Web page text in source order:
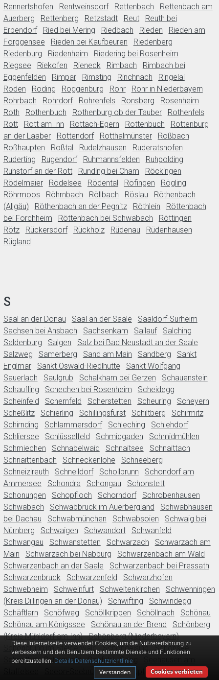
Rennertshofen
Rentweinsdorf Rettenbach
Rettenbach am
Auerberg
Rettenberg Retzstadt Reut
Reuth bei
Erbendorf
Ried bei Mering Riedbach Rieden
Rieden am
Forggensee
Rieden bei Kaufbeuren
Riedenberg
Riedenburg
Riedenheim
Riedering bei Rosenheim
Riegsee
Riekofen Rieneck Rimbach
Rimbach bei
Eggenfelden
Rimpar Rimsting Rinchnach
Ringelai
Roden
Roding Roggenburg Rohr
Rohr in Niederbayern
Rohrbach
Rohrdorf Rohrenfels Ronsberg
Rosenheim
Roth
Rothenbuch Rothenburg ob der Tauber
Rothenfels
Rott
Rott am Inn Rottach-Egern Rottenbuch
Rottenburg
an der Laaber
Rottendorf Rotthalmünster
Roßbach
Roßhaupten
Roßtal Rudelzhausen
Ruderatshofen
Ruderting
Rugendorf Ruhmannsfelden
Ruhpolding
Ruhstorf an der Rott
Runding bei Cham
Röckingen
Rödelmaier
Rödelsee Rödental Röfingen
Rögling
Röhrmoos
Röhrnbach Röllbach Röslau
Röthenbach
(Allgäu)
Röthenbach an der Pegnitz Röthlein
Röttenbach
bei Forchheim
Röttenbach bei Schwabach
Röttingen
Rötz
Rückersdorf Rückholz Rüdenau
Rüdenhausen
Rügland
S
Saal an der Donau Saal an der Saale
Saaldorf-Surheim
Sachsen bei Ansbach
Sachsenkam Sailauf
Salching
Saldenburg
Salgen
Salz bei Bad Neustadt an der Saale
Salzweg
Samerberg Sand am Main Sandberg
Sankt
Englmar
Sankt Oswald-Riedlhütte
Sankt Wolfgang
Sauerlach
Saulgrub Schalkham bei Gerzen
Schauenstein
Schaufling
Schechen bei Rosenheim
Scheidegg
Scheinfeld
Schernfeld Scherstetten Scheuring
Scheyern
Scheßlitz
Schierling Schillingsfürst Schiltberg
Schirmitz
Schirnding
Schlammersdorf Schleching
Schlehdorf
Schliersee
Schlüsselfeld Schmidgaden
Schmidmühlen
Schmiechen
Schnabelwaid Schnaitsee
Schnaittach
Schnaittenbach
Schneckenlohe
Schneeberg
Schneizlreuth
Schnelldorf Schollbrunn
Schondorf am
Ammersee
Schondra Schongau
Schonstett
Schonungen
Schopfloch Schorndorf
Schrobenhausen
Schwabach
Schwabbruck im Auerbergland
Schwabhausen
bei Dachau
Schwabmünchen Schwabsoien
Schwaig bei
Nürnberg
Schwaigen Schwandorf
Schwanfeld
Schwangau
Schwanstetten Schwarzach
Schwarzach am
Main
Schwarzach bei Nabburg
Schwarzenbach am Wald
Schwarzenbach an der Saale
Schwarzenbach bei Pressath
Schwarzenbruck
Schwarzenfeld
Schwarzhofen
Schwebheim
Schweinfurt Schweitenkirchen
Schwenningen
(Kreis Dillingen an der Donau)
Schwifting
Schwindegg
Schäftlarn
Schöfweg Schöllkrippen Schöllnach
Schönau
Schönau am Königssee
Schönau an der Brend
Schönberg
(Kreis Mühldorf am Inn)
Schönberg (Niederbayern)
Schönbrunn im Steigerwald
Schöngeising
Schönsee
Schönthal
Schönwald Seefeld Seeg
Seeon-Seebruck Seeshaupt
Segnitz
Diese Internetseite verwendet Cookies, um die Nutzererfahrung zu
verbessern und den Benutzern bestimmte Dienste und Funktionen
bereitzustellen. Details Datenschutzrichtlinie
Cookies verbieten
Verstanden